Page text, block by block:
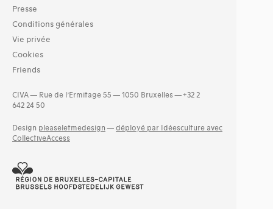
Presse
Conditions générales
Vie privée
Cookies
Friends
CIVA — Rue de l’Ermitage 55 — 1050 Bruxelles — +32 2
642 24 50
Design pleaseletmedesign — déployé par Idéesculture avec
CollectiveAccess